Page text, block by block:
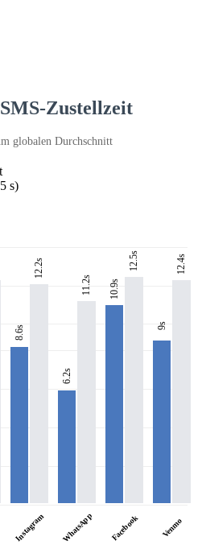
Zustellzeit
globalen Durchschnitt
s)
8.6s
12.2s
Instagram
6.2s
11.2s
WhatsApp
10.9s
12.5s
Facebook
9s
12.4s
Venmo